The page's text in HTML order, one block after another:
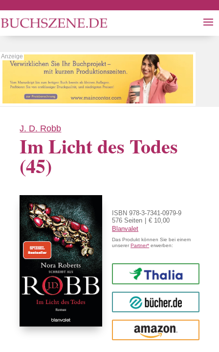
J. D. Robb
Im Licht des Todes
(45)
ISBN 978-3-7341-0979-9
576 Seiten
€ 10,00
Blanvalet
Das Produkt können Sie bei einem
unsererPartner* erwerben:
Thalia
buecher.de
Amazon